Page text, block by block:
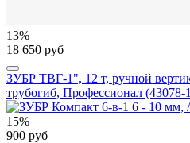
13%
18 650 руб
ЗУБР ТВГ-1", 12 т, ручной
трубогиб, Профессионал (43078-
15%
900 руб